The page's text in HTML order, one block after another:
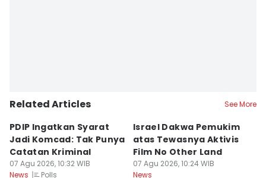
Related Articles See More
PDIP Ingatkan Syarat
Jadi Komcad: Tak Punya
Catatan Kriminal
07 Agu 2026, 10:32 WIB
News
Polls
Israel Dakwa Pemukim
atas Tewasnya Aktivis
Film No Other Land
07 Agu 2026, 10:24 WIB
News